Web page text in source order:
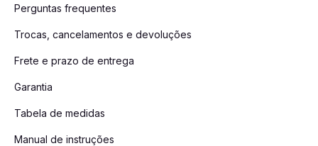
Perguntas frequentes
Trocas, cancelamentos e devoluções
Frete e prazo de entrega
Garantia
Tabela de medidas
Manual de instruções